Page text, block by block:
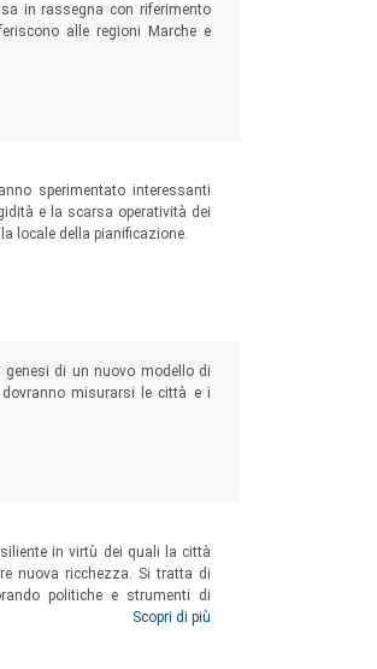
in rassegna con riferimento
alle regioni Marche e
sperimentato interessanti
e la scarsa operatività dei
locale della pianificazione.
genesi di un nuovo modello di
misurarsi le città e i
in virtù dei quali la città
nuova ricchezza. Si tratta di
politiche e strumenti di
per gli stili di vita dei
Scopri di più